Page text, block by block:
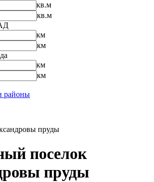
кв.м
кв.м
км
км
км
км
районы
пруды
поселок
пруды